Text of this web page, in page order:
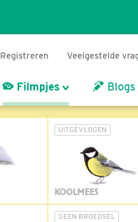
Registreren Veelgestelde
Filmpjes
UITGEVLOGEN
KOOLMEES
GEEN BROEDSEL